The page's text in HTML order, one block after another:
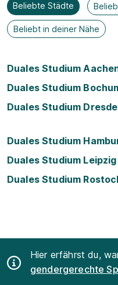
Beliebte Städte
Beliebt in deiner Nähe
Duales Studium
Duales Studium
Duales Studium
Duales Studium
Duales Studium Leipzig
Duales Studium
Hier erfährst du,
gendergerechte